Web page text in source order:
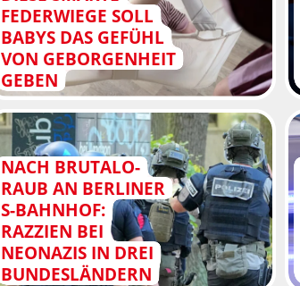
FEDERWIEGE SOLL
BABYS DAS GEFÜHL
VON GEBORGENHEIT
GEBEN
NACH BRUTALO-
RAUB AN BERLINER
S-BAHNHOF:
RAZZIEN BEI
NEONAZIS IN DREI
BUNDESLÄNDERN